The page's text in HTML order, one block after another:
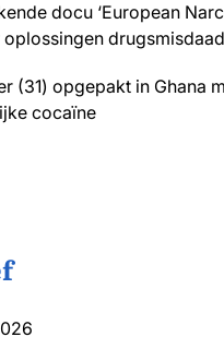
docu ‘European
drugsmisdaad
(31) opgepakt in Ghana
cocaïne